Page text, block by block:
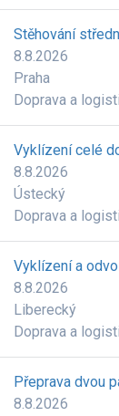
Stěhování
8.8.2026
Praha
Doprava a
Vyklízení celé
8.8.2026
Ústecký
Doprava a
Vyklízení a
8.8.2026
Liberecký
Doprava a
Přeprava dvou
8.8.2026